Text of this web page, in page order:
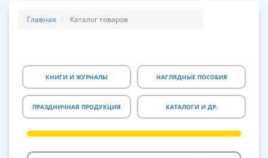
Главная Каталог товаров
КНИГИ И ЖУРНАЛЫ НАГЛЯДНЫЕ ПОСОБИЯ
ПРАЗДНИЧНАЯ ПРОДУКЦИЯ КАТАЛОГИ И ДР.